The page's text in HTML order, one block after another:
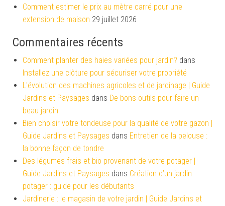
Comment estimer le prix au mètre carré pour une
extension de maison 29 juillet 2026
Commentaires récents
Comment planter des haies variées pour jardin? dans
Installez une clôture pour sécuriser votre propriété
L'évolution des machines agricoles et de jardinage | Guide
Jardins et Paysages dans De bons outils pour faire un
beau jardin
Bien choisir votre tondeuse pour la qualité de votre gazon |
Guide Jardins et Paysages dans Entretien de la pelouse :
la bonne façon de tondre
Des légumes frais et bio provenant de votre potager |
Guide Jardins et Paysages dans Création d’un jardin
potager : guide pour les débutants
Jardinerie : le magasin de votre jardin | Guide Jardins et